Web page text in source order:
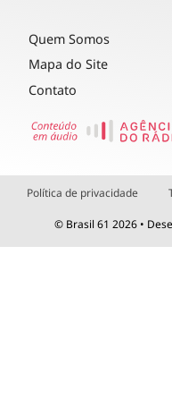
Quem Somos
Mapa do Site
Contato
Política de privacidade
© Brasil 61 2026 •